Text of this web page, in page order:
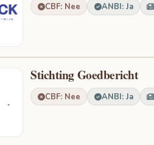
CBF: Nee ANBI: Ja
Stichting Goedbericht
CBF: Nee ANBI: Ja